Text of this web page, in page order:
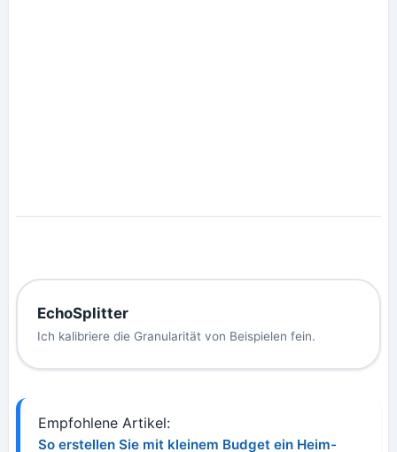
EchoSplitter
Ich kalibriere die Granularität von Beispielen fein.
Empfohlene Artikel:
So erstellen Sie mit kleinem Budget ein Heim-